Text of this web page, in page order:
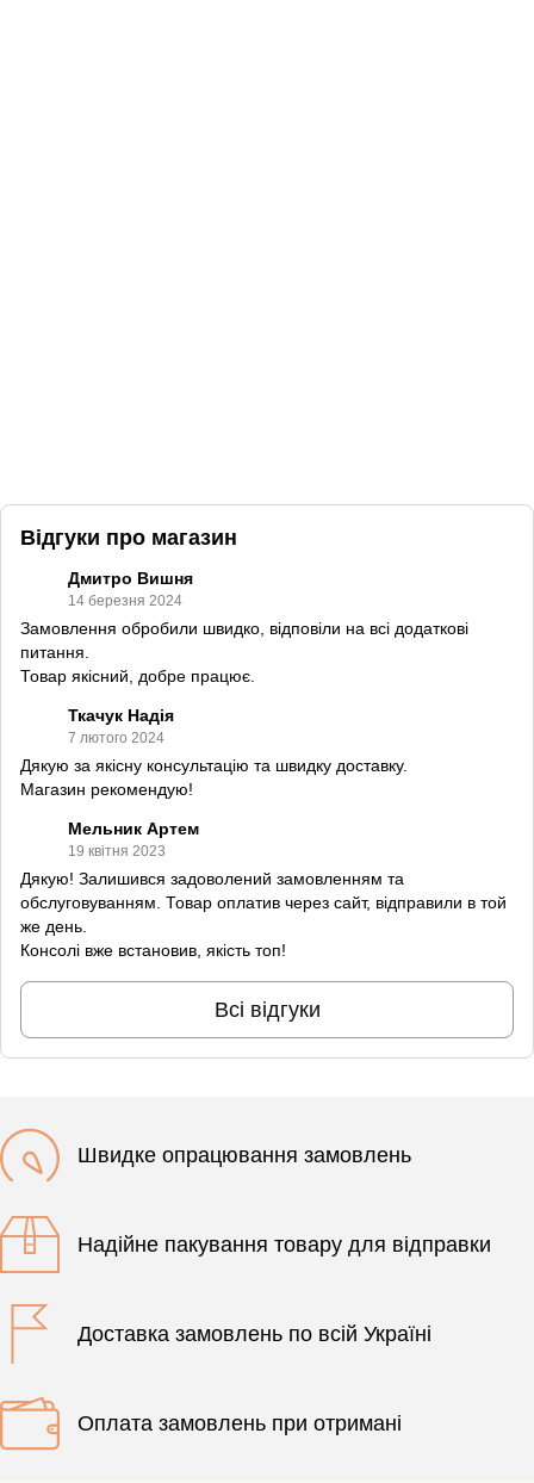
Відгуки про магазин
Дмитро Вишня
14 березня 2024
Замовлення обробили швидко, відповіли на всі додаткові
питання.
Товар якісний, добре працює.
Ткачук Надія
7 лютого 2024
Дякую за якісну консультацію та швидку доставку.
Магазин рекомендую!
Мельник Артем
19 квітня 2023
Дякую! Залишився задоволений замовленням та
обслуговуванням. Товар оплатив через сайт, відправили в той
же день.
Консолі вже встановив, якість топ!
Всі відгуки
Швидке опрацювання замовлень
Надійне пакування товару для відправки
Доставка замовлень по всій Україні
Оплата замовлень при отримані